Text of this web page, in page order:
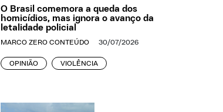
O Brasil comemora a queda dos
homicídios, mas ignora o avanço da
letalidade policial
MARCO ZERO CONTEÚDO 30/07/2026
OPINIÃO VIOLÊNCIA